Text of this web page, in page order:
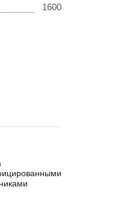
1600